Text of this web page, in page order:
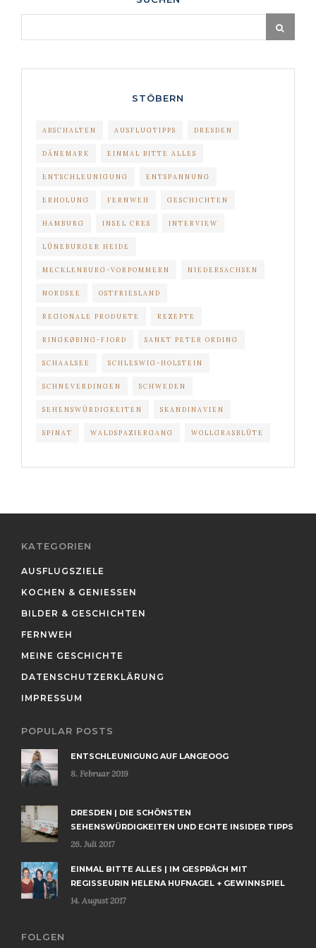
STÖBERN
ABSCHALTEN AUSFLUGTIPPS DRESDEN
DÄNEMARK EINMAL BITTE ALLES
ENTSCHLEUNIGUNG ENTSPANNUNG
ERHOLUNG FERNWEH GESCHICHTEN
HAMBURG INSEL CRES INTERVIEW
LÜNEBURGER HEIDE
MECKLENBURG-VORPOMMERN NIEDERSACHSEN
NORDSEE OSTFRIESLAND
REGIONALE PRODUKTE REZEPTE
RINGKØBING-FJORD SANKT PETER ORDING
SCHAALSEE SCHLESWIG-HOLSTEIN
SCHNEVERDINGEN SCHWEDEN
SEHENSWÜRDIGKEITEN SKANDINAVIEN
SPINAT WALDSPAZIERGANG WOLLGRASBLÜTE
KATEGORIEN
AUSFLUGSZIELE
KOCHEN & GENIESSEN
BILDER & GESCHICHTEN
FERNWEH
MEINE GESCHICHTE
DATENSCHUTZERKLÄRUNG
IMPRESSUM
POPULAR POSTS
ENTSCHLEUNIGUNG AUF LANGEOOG
8. Februar 2019
DRESDEN | DIE SCHÖNSTEN
SEHENSWÜRDIGKEITEN UND ECHTE INSIDER TIPPS
26. Juli 2017
EINMAL BITTE ALLES | IM GESPRÄCH MIT
REGISSEURIN HELENA HUFNAGEL + GEWINNSPIEL
14. August 2017
FOLGEN